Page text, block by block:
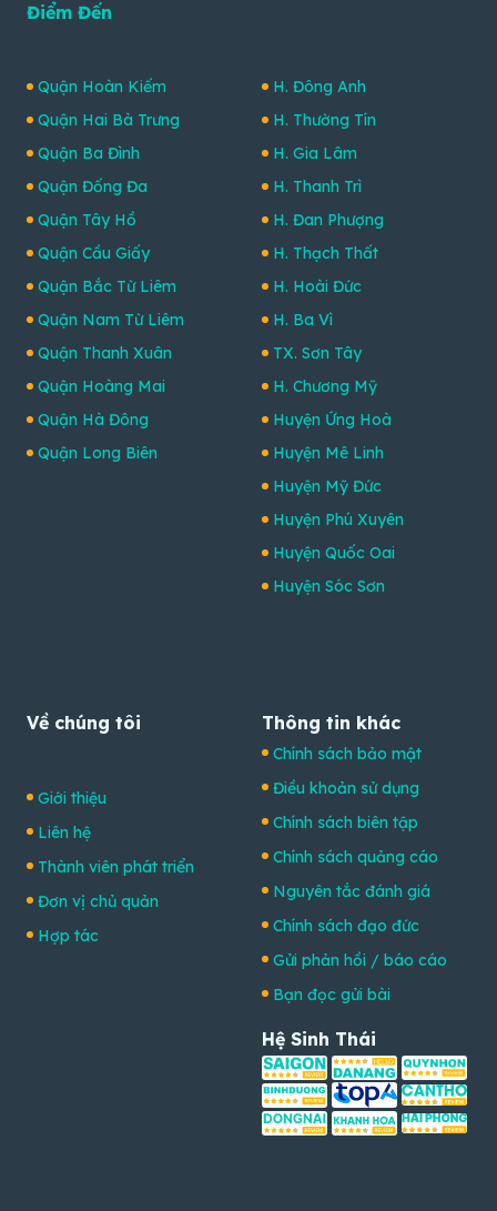
Điểm Đến
Quận Hoàn Kiếm
Quận Hai Bà Trưng
Quận Ba Đình
Quận Đống Đa
Quận Tây Hồ
Quận Cầu Giấy
Quận Bắc Từ Liêm
Quận Nam Từ Liêm
Quận Thanh Xuân
Quận Hoàng Mai
Quận Hà Đông
Quận Long Biên
H. Đông Anh
H. Thường Tín
H. Gia Lâm
H. Thanh Trì
H. Đan Phượng
H. Thạch Thất
H. Hoài Đức
H. Ba Vì
TX. Sơn Tây
H. Chương Mỹ
Huyện Ứng Hoà
Huyện Mê Linh
Huyện Mỹ Đức
Huyện Phú Xuyên
Huyện Quốc Oai
Huyện Sóc Sơn
Về chúng tôi
Giới thiệu
Liên hệ
Thành viên phát triển
Đơn vị chủ quản
Hợp tác
Thông tin khác
Chính sách bảo mật
Điều khoản sử dụng
Chính sách biên tập
Chính sách quảng cáo
Nguyên tắc đánh giá
Chính sách đạo đức
Gửi phản hồi / báo cáo
Bạn đọc gửi bài
Hệ Sinh Thái